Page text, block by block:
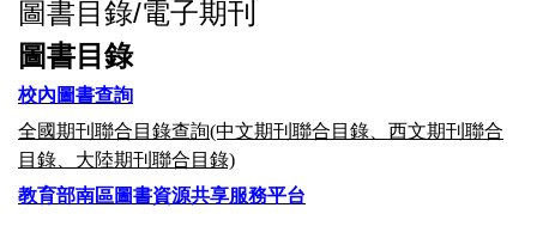
圖書目錄/電子期刊
圖書目錄
校內圖書查詢
全國期刊聯合目錄查詢(中文期刊聯合目錄、西文期刊聯合
目錄、大陸期刊聯合目錄)
教育部南區圖書資源共享服務平台